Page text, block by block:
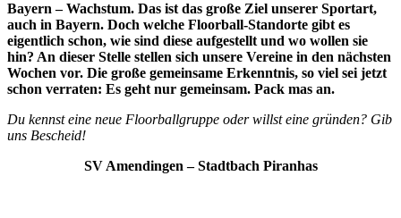
Bayern – Wachstum. Das ist das große Ziel unserer Sportart,
auch in Bayern. Doch welche Floorball-Standorte gibt es
eigentlich schon, wie sind diese aufgestellt und wo wollen sie
hin? An dieser Stelle stellen sich unsere Vereine in den nächsten
Wochen vor. Die große gemeinsame Erkenntnis, so viel sei jetzt
schon verraten: Es geht nur gemeinsam. Pack mas an.
Du kennst eine neue Floorballgruppe oder willst eine gründen? Gib
uns Bescheid!
SV Amendingen – Stadtbach Piranhas